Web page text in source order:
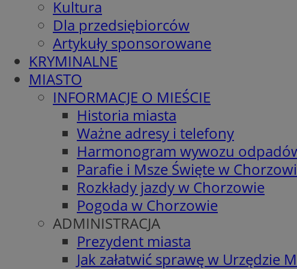
Kultura
Dla przedsiębiorców
Artykuły sponsorowane
KRYMINALNE
MIASTO
INFORMACJE O MIEŚCIE
Historia miasta
Ważne adresy i telefony
Harmonogram wywozu
Parafie i Msze Święte w
Rozkłady jazdy w Chorzowie
Pogoda w Chorzowie
ADMINISTRACJA
Prezydent miasta
Jak załatwić sprawę w Urzędzie